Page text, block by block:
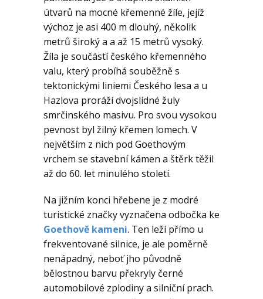
útvarů na mocné křemenné žíle, jejíž
výchoz je asi 400 m dlouhý, několik
metrů široký a a až 15 metrů vysoký.
Žíla je součástí českého křemenného
valu, který probíhá souběžně s
tektonickými liniemi Českého lesa a u
Hazlova proráží dvojslídné žuly
smrčinského masivu. Pro svou vysokou
pevnost byl žilný křemen lomech. V
největším z nich pod Goethovým
vrchem se stavební kámen a štěrk těžil
až do 60. let minulého století.
Na jižním konci hřebene je z modré
turistické značky vyznačena odbočka ke
Goethově kameni. Ten leží přímo u
frekventované silnice, je ale poměrně
nenápadný, neboť jho původně
bělostnou barvu překryly černé
automobilové zplodiny a silniční prach.